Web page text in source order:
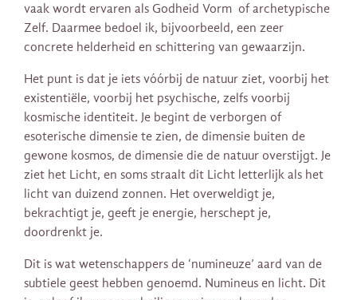
vaak wordt ervaren als Godheid Vorm of archetypische
Zelf. Daarmee bedoel ik, bijvoorbeeld, een zeer
concrete helderheid en schittering van gewaarzijn.
Het punt is dat je iets vóórbij de natuur ziet, voorbij het
existentiële, voorbij het psychische, zelfs voorbij
kosmische identiteit. Je begint de verborgen of
esoterische dimensie te zien, de dimensie buiten de
gewone kosmos, de dimensie die de natuur overstijgt. Je
ziet het Licht, en soms straalt dit Licht letterlijk als het
licht van duizend zonnen. Het overweldigt je,
bekrachtigt je, geeft je energie, herschept je,
doordrenkt je.
Dit is wat wetenschappers de ‘numineuze’ aard van de
subtiele geest hebben genoemd. Numineus en licht. Dit